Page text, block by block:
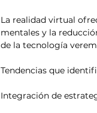
La realidad virtual
mentales y la
de la tecnología
Tendencias que
Integración de